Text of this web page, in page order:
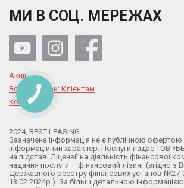
МИ В СОЦ. МЕРЕЖАХ
Акції
Воєнний стан: Клієнтам
Контакти
2024, BEST LEASING
Зазначена інформація не є публічною
інформаційний характер. Послуги надає ТОВ
на підставі Ліцензії на діяльність фінансової
надання послуги – фінансовий лізинг (згідно з
Державного реєстру фінансових установ №27-
13.02.2024р.). За більш детальною